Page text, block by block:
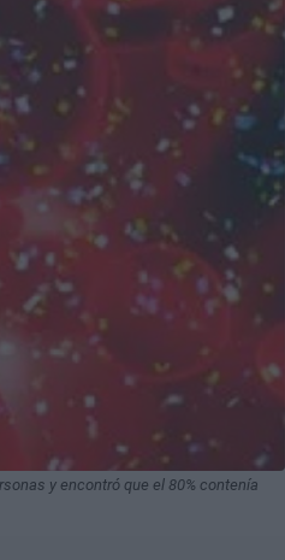
y encontró que el 80% contenía